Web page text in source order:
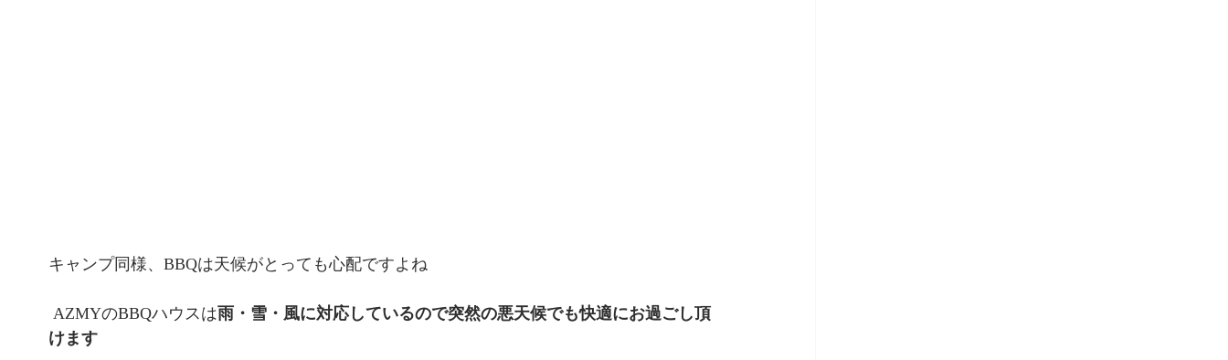
キャンプ同様、BBQは天候がとっても心配ですよね
AZMYのBBQハウスは雨・雪・風に対応しているので突然の悪天候でも快適にお過ごし頂
けます